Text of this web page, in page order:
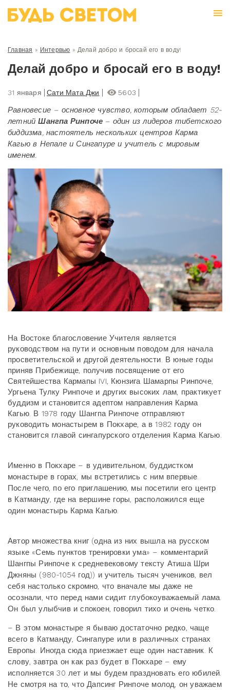
Главная » Интервью » Делай добро и бросай его в воду!
Делай добро и бросай его в воду!
31 января Сати Мата Джи 5603
Равновесие – основное чувство, которым обладает 52-
летнийШангпа Ринпоче – один из лидеров тибетского
биддизма, настоятель нескольких центров Карма
Кагью в Непале и Сингапуре и учитель с мировым
именем.
На Востоке благословение Учителя является
руководством на пути и основным поводом для начала
просветительской и другой деятельности. В юные годы
приняв Прибежище, получив посвящение от его
Святейшества Кармапы IVI, Кюнзига Шамарпы Ринпоче,
Ургьена Тулку Ринпоче и других высоких лам, практикует
буддизм и становится адептом направления Карма
Кагью. В 1978 году Шангпа Ринпоче отправляют
руководить монастырем в Покхаре, а в 1982 году он
становится главой сингапурского отделения Карма Кагью.
Именно в Покхаре – в удивительном, буддистком
монастыре в горах, мы встретились с ним впервые.
После чего, по его приглашению, мы посетили его центр
в Катманду, где на вершине горы, расположился еще
один монастырь Карма Кагью.
Автор множества книг (одна из них вышла на русском
языке «Семь пунктов тренировки ума» – комментарий
Шангпы Ринпоче к средневековому тексту Атиша Шри
Джняны (980-1054 год)) и учитель тысяч учеников, вел
себя настолько скромно, что вначале мы даже не
осознали, что перед нами сидит глубокоуважаемый лама.
Он был улыбчив и спокоен, говорил тихо и очень четко.
– В этом монастыре я бываю достаточно редко, чаще
всего в Катманду, Сингапуре или в различных странах
Европы. Иногда сюда приезжает еще один наставник. К
слову, завтра он как раз будет в Покхаре – ему
исполняется 30 лет и мы будем праздновать его юбилей.
Не смотря на то, что Дапсинг Ринпоче молод, он уважаем